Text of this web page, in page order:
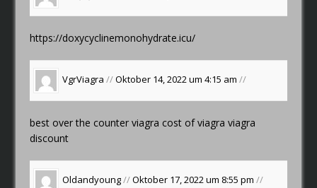
https://doxycyclinemonohydrate.icu/
VgrViagra //Oktober 14, 2022 um 4:15 am//
best over the counter viagracost of viagra viagra
discount
Oldandyoung//Oktober 17, 2022 um 8:55 pm//